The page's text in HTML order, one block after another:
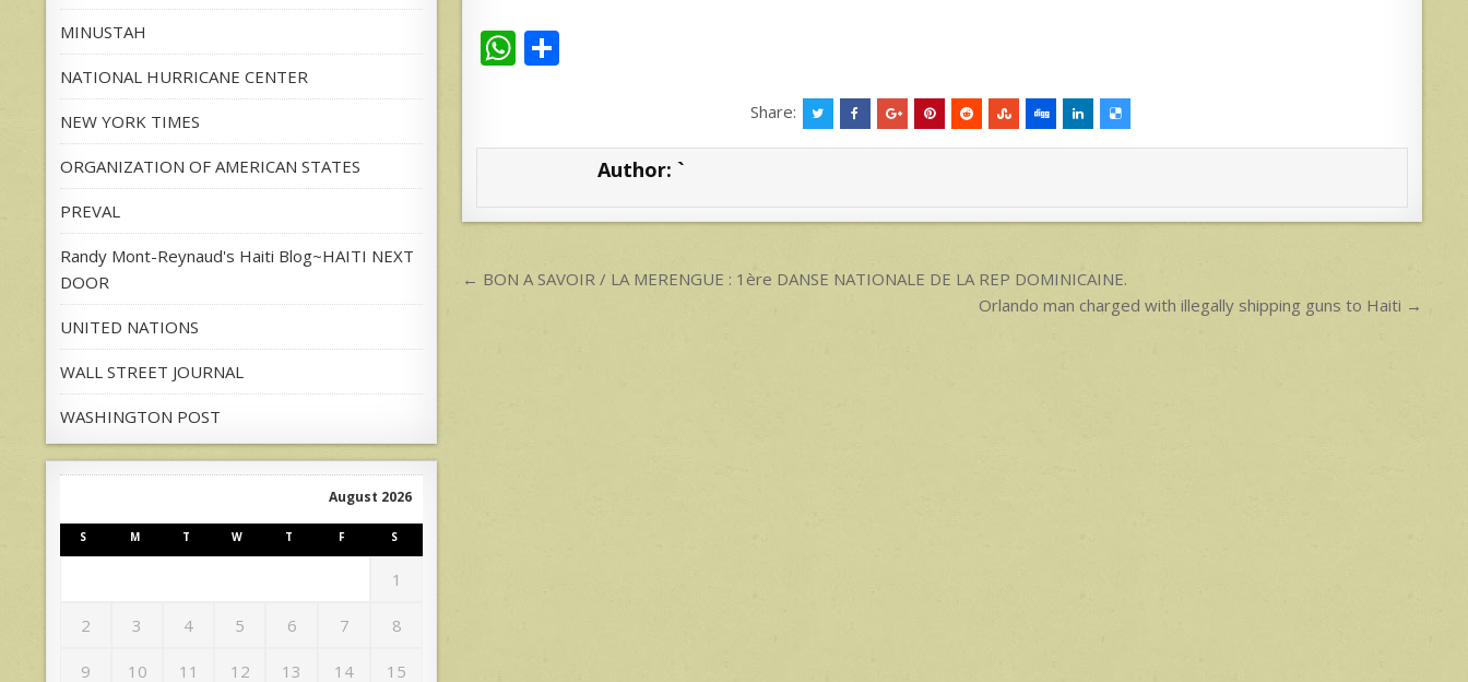
W
s
p
e
Share:
Author: `
Post
← BON A SAVOIR / LA MERENGUE : 1ère DANSE NATIONALE DE LA REP DOMINICAINE.
Orlando man charged with illegally shipping guns to Haiti →
MINUSTAH
NATIONAL HURRICANE CENTER
NEW YORK TIMES
ORGANIZATION OF AMERICAN STATES
PREVAL
Randy Mont-Reynaud's Haiti Blog~HAITI NEXT
DOOR
UNITED NATIONS
WALL STREET JOURNAL
WASHINGTON POST
August 2026
S M T W T F S
1
2 3 4 5 6 7 8
9 10 11 12 13 14 15